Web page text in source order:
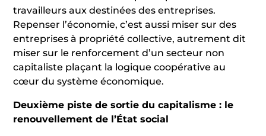
travailleurs aux destinées des entreprises.
Repenser l’économie, c’est aussi miser sur des
entreprises à propriété collective, autrement dit
miser sur le renforcement d’un secteur non
capitaliste plaçant la logique coopérative au
cœur du système économique.
Deuxième piste de sortie du capitalisme : le
renouvellement de l’État social